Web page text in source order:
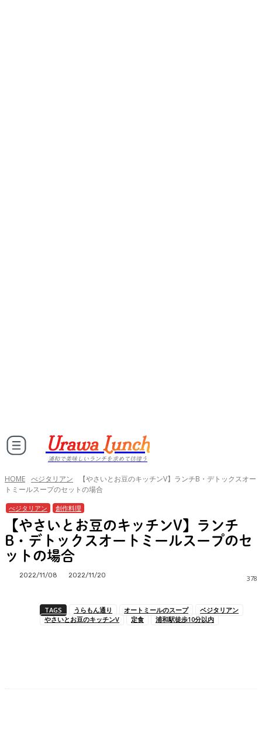
Urawa Lunch
浦和で美味しいランチを求めて彷徨う
HOME べジタリアン
【やさいとお豆のキッチンV】ランチB・デトックスオー
トミールスープのセットの場合
べジタリアン 創作料理
【やさいとお豆のキッチンV】ランチ
B・デトックスオートミールスープのセ
ットの場合
378
2022/11/08 2022/11/20
TAGS うらもん通り オートミールのスープ
ベジタリアン
やさいとお豆のキッチンV
定食 浦和駅徒歩10分以内